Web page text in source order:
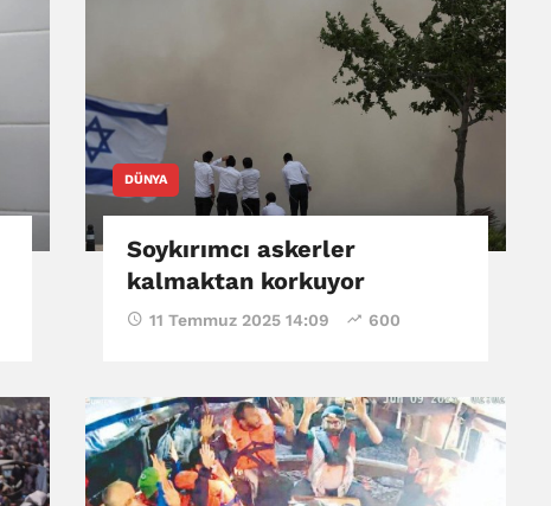
DÜNYA
Soykırımcı askerler
kalmaktan korkuyor
11 Temmuz 2025 14:09 600